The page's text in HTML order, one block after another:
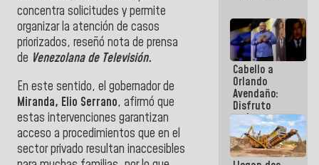
concentra solicitudes y permite
organizar la atención de casos
priorizados, reseñó nota de prensa
de Venezolana de Televisión.
En este sentido, el gobernador de
Miranda, Elio Serrano, afirmó que
estas intervenciones garantizan
acceso a procedimientos que en el
sector privado resultan inaccesibles
Cabello a
Orlando
Avendaño:
Disfruto
cada vez
que escribes
porque lo
que haces